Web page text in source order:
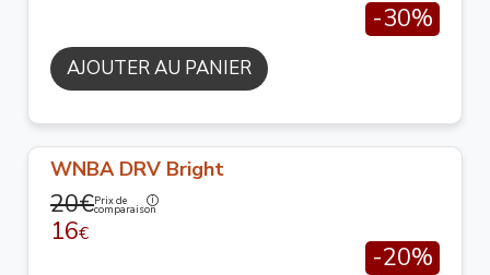
-30%
AJOUTER AU PANIER
WNBA DRV Bright
20€Prix de
comparaison
16€
-20%